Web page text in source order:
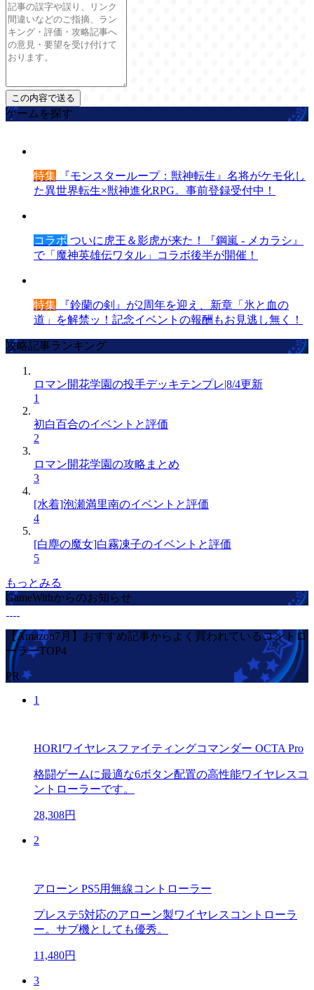
ゲームを探す
特集 『モンスターループ：獣神転生』名将がケモ化し
た異世界転生×獣神進化RPG。事前登録受付中！
コラボ ついに虎王＆影虎が来た！『鋼嵐 - メカラシ』
で「魔神英雄伝ワタル」コラボ後半が開催！
特集 『鈴蘭の剣』が2周年を迎え、新章「氷と血の
道」を解禁ッ！記念イベントの報酬もお見逃し無く！
攻略記事ランキング
ロマン開花学園の投手デッキテンプレ|8/4更新
1
初白百合のイベントと評価
2
ロマン開花学園の攻略まとめ
3
[水着]泡瀬満里南のイベントと評価
4
[白塵の魔女]白霧凍子のイベントと評価
5
もっとみる
GameWithからのお知らせ
【Amazon7月】おすすめ記事からよく買われているコントロ
ーラーTOP4
PR
1
HORIワイヤレスファイティングコマンダー OCTA Pro
格闘ゲームに最適な6ボタン配置の高性能ワイヤレスコ
ントローラーです。
28,308円
2
アローン PS5用無線コントローラー
プレステ5対応のアローン製ワイヤレスコントローラ
ー。サブ機としても優秀。
11,480円
3